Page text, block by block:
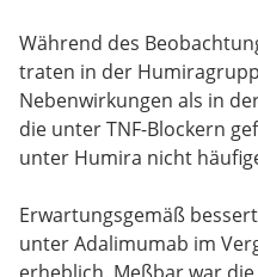
Während des
traten in der
Nebenwirkungen als in
die unter TNF-Blockern
unter Humira nicht
Erwartungsgemäß
unter Adalimumab im